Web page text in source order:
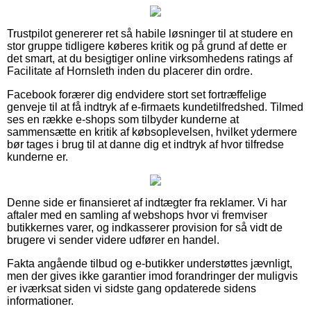
Trustpilot genererer ret så habile løsninger til at studere en
stor gruppe tidligere køberes kritik og på grund af dette er
det smart, at du besigtiger online virksomhedens ratings af
Facilitate af Hornsleth inden du placerer din ordre.
Facebook forærer dig endvidere stort set fortræffelige
genveje til at få indtryk af e-firmaets kundetilfredshed. Tilmed
ses en række e-shops som tilbyder kunderne at
sammensætte en kritik af købsoplevelsen, hvilket ydermere
bør tages i brug til at danne dig et indtryk af hvor tilfredse
kunderne er.
Denne side er finansieret af indtægter fra reklamer. Vi har
aftaler med en samling af webshops hvor vi fremviser
butikkernes varer, og indkasserer provision for så vidt de
brugere vi sender videre udfører en handel.
Fakta angående tilbud og e-butikker understøttes jævnligt,
men der gives ikke garantier imod forandringer der muligvis
er iværksat siden vi sidste gang opdaterede sidens
informationer.